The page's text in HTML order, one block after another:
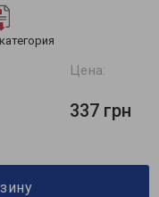
Цена:
337 грн